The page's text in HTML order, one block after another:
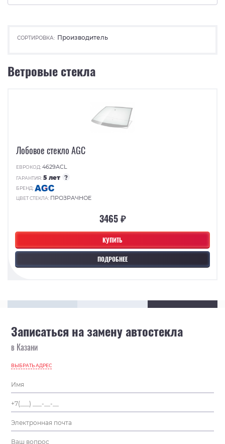
СОРТИРОВКА: Производитель
Ветровые стекла
КУПИТЬ
ПОДРОБНЕЕ
Лобовое стекло AGC
ЕВРОКОД:4629ACL
ГАРАНТИЯ:5 лет ?
БРЕНД:
ЦВЕТ СТЕКЛА: ПРОЗРАЧНОЕ
3465 ₽
Записаться на замену автостекла
в Казани
ВЫБРАТЬ АДРЕС